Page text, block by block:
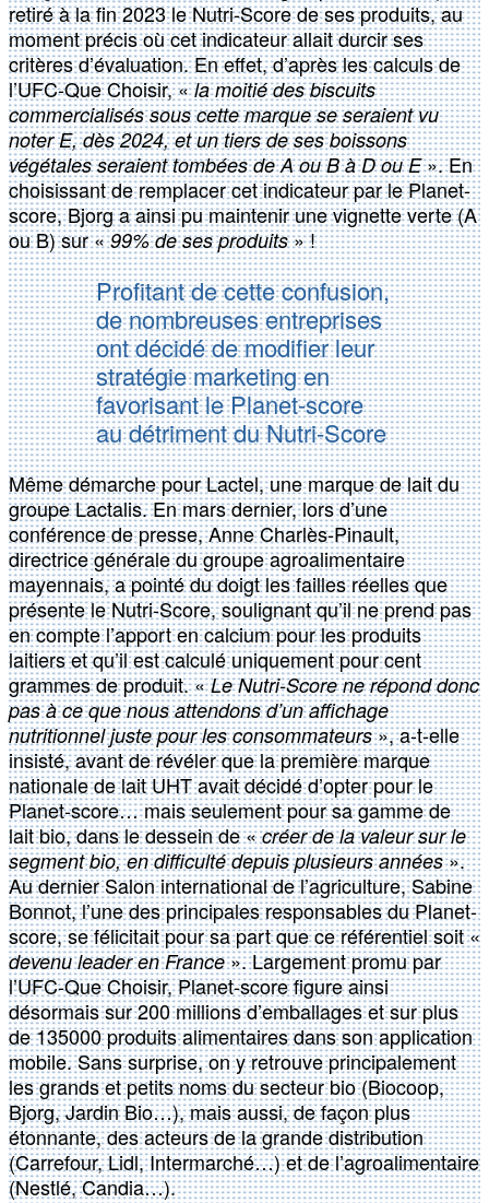
retiré à la fin 2023 le Nutri-Score de ses produits, au
moment précis où cet indicateur allait durcir ses
critères d’évaluation. En effet, d’après les calculs de
l’UFC-Que Choisir, «la moitié des biscuits
commercialisés sous cette marque se seraient vu
noter E, dès 2024, et un tiers de ses boissons
végétales seraient tombées de A ou B à D ou E». En
choisissant de remplacer cet indicateur par le Planet-
score, Bjorg a ainsi pu maintenir une vignette verte (A
ou B) sur «99% de ses produits» !
Profitant de cette confusion,
de nombreuses entreprises
ont décidé de modifier leur
stratégie marketing en
favorisant le Planet-score
au détriment du Nutri-Score
Même démarche pour Lactel, une marque de lait du
groupe Lactalis. En mars dernier, lors d’une
conférence de presse, Anne Charlès-Pinault,
directrice générale du groupe agroalimentaire
mayennais, a pointé du doigt les failles réelles que
présente le Nutri-Score, soulignant qu’il ne prend pas
en compte l’apport en calcium pour les produits
laitiers et qu’il est calculé uniquement pour cent
grammes de produit. «Le Nutri-Score ne répond donc
pas à ce que nous attendons d’un affichage
nutritionnel juste pour les consommateurs», a-t-elle
insisté, avant de révéler que la première marque
nationale de lait UHT avait décidé d’opter pour le
Planet-score… mais seulement pour sa gamme de
lait bio, dans le dessein de «créer de la valeur sur le
segment bio, en difficulté depuis plusieurs années».
Au dernier Salon international de l’agriculture, Sabine
Bonnot, l’une des principales responsables du Planet-
score, se félicitait pour sa part que ce référentiel soit «
devenu leader en France». Largement promu par
l’UFC-Que Choisir, Planet-score figure ainsi
désormais sur 200 millions d’emballages et sur plus
de 135000 produits alimentaires dans son application
mobile. Sans surprise, on y retrouve principalement
les grands et petits noms du secteur bio (Biocoop,
Bjorg, Jardin Bio…), mais aussi, de façon plus
étonnante, des acteurs de la grande distribution
(Carrefour, Lidl, Intermarché…) et de l’agroalimentaire
(Nestlé, Candia…).